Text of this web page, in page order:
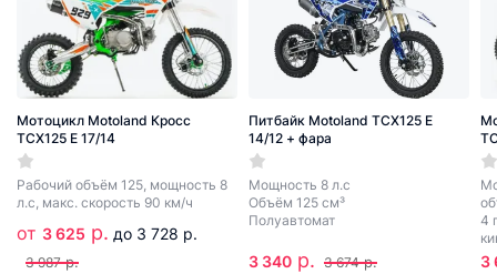
Мотоцикл Motoland Кросс
TCX125 E 17/14
Рабочий объём 125, мощность 8
л.с, макс. скорость 90 км/ч
от 3 625 р. до 3 728 р.
3 987 р.
Питбайк Motoland TCX125 E
14/12 + фара
Мощность 8 л.с
Объём 125 см³
Полуавтомат
3 340 р. 3 674 р.
4
3